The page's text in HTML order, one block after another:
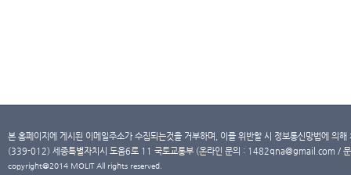
본 홈페이지에 게시된 이메일주소가 수집되는것을 거부하며, 이를 위반할 시 정보통신망법에 의
(339-012) 세종특별자치시 도움6로 11 국토교통부 (온라인 문의 : 1482qna@gmail.com /
copyright@2014 MOLIT All rights reserved.